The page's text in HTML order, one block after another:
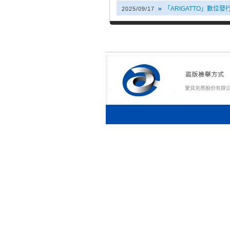
2025/09/17 「ARIGATTO」數位發